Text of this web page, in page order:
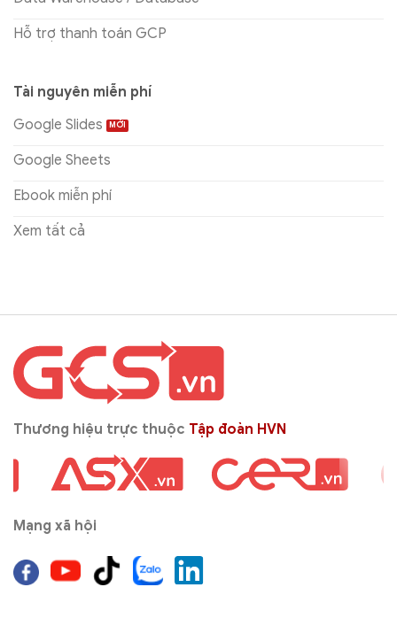
Hỗ trợ thanh toán GCP
Tài nguyên miễn phí
Google Slides
Google Sheets
Ebook miễn phí
Xem tất cả
Thương hiệu trực thuộc Tập đoàn HVN
Mạng xã hội